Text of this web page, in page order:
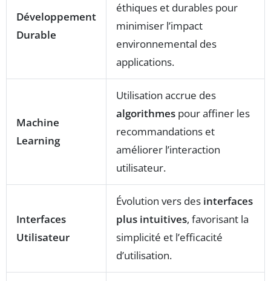
Développement
Durable
éthiques et durables pour
minimiser l’impact
environnemental des
applications.
Machine
Learning
Utilisation accrue des
algorithmes pour affiner les
recommandations et
améliorer l’interaction
utilisateur.
Interfaces
Utilisateur
Évolution vers des interfaces
plus intuitives, favorisant la
simplicité et l’efficacité
d’utilisation.